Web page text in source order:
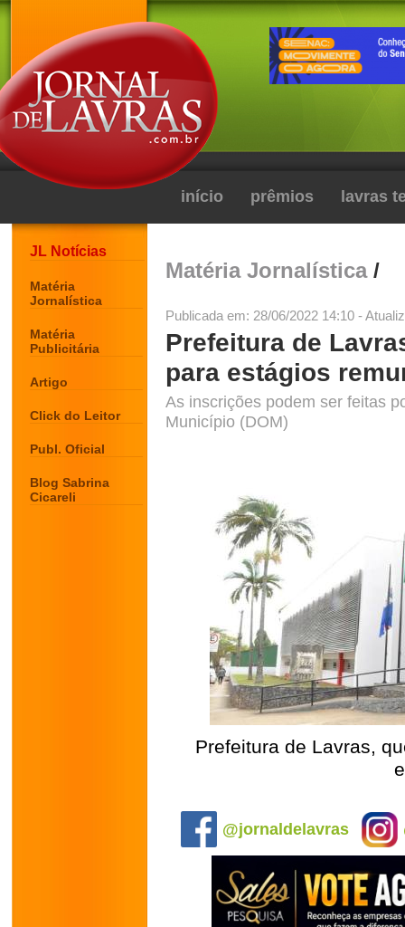
início prêmios lavras
JL Notícias
Matéria
Jornalística
Matéria
Publicitária
Artigo
Click do Leitor
Publ. Oficial
Blog Sabrina
Cicareli
Matéria Jornalística/
Publicada em: 28/06/2022 14:10 -
Prefeitura de
para estágios
As inscrições podem ser feitas
Município (DOM)
Prefeitura de Lavras,
@jornaldelavras